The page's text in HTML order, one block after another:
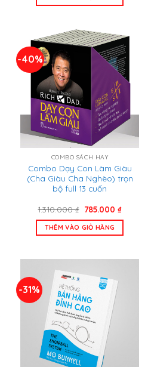
-40%
COMBO SÁCH HAY
Combo Dạy Con Làm Giàu
(Cha Giàu Cha Nghèo) trọn
bộ full 13 cuốn
1.310.000₫ Giá
là:
1.310.000 ₫.
785.000 ₫Giá
tại
là:
THÊM VÀO GIỎ HÀNG
-31%